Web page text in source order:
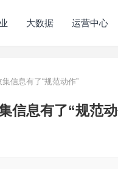
大数据 运营中心
信息有了“规范动作”
信息有了“规范